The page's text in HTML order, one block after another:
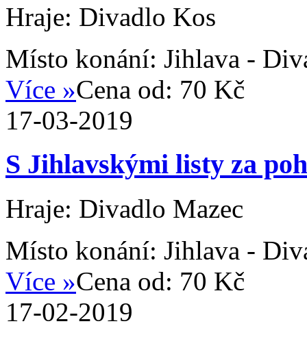
Hraje: Divadlo Kos
Místo konání: Jihlava -
Více »Cena od: 70 Kč
17-03-2019
S Jihlavskými listy za
Hraje: Divadlo Mazec
Místo konání: Jihlava -
Více »Cena od: 70 Kč
17-02-2019